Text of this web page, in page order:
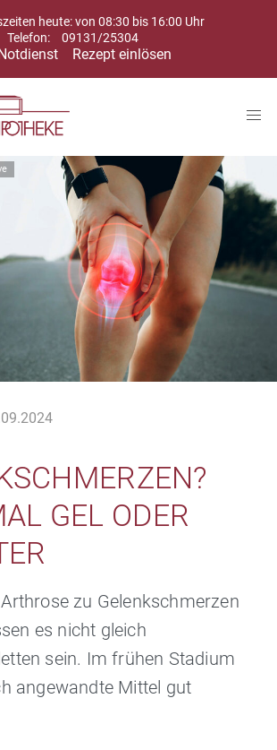
heute: von 08:30 bis 16:00 Uhr
Telefon:
09131/25304
Rezept einlösen
GEL ODER
zu Gelenkschmerzen
es nicht gleich
sein. Im frühen Stadium
angewandte Mittel gut